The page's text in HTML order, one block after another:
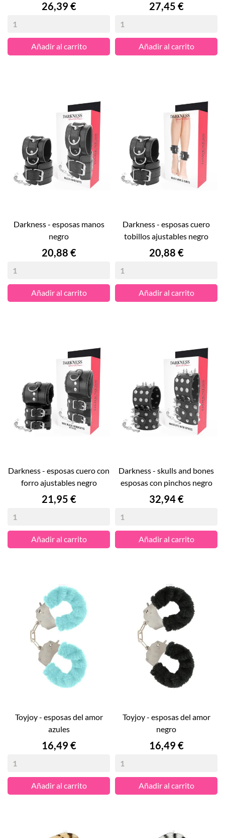
Precio
26,39 €
Añadir al carrito
Precio
27,45 €
Añadir al carrito
darkness - esposas manos
negro
Precio
20,88 €
Añadir al carrito
darkness - esposas cuero
tobillos ajustables negro
Precio
20,88 €
Añadir al carrito
darkness - esposas cuero con
forro ajustables negro
Precio
21,95 €
Añadir al carrito
darkness - skulls and bones
esposas con pinchos negro
Precio
32,94 €
Añadir al carrito
toyjoy - esposas del amor
azules
Precio
16,49 €
Añadir al carrito
toyjoy - esposas del amor
negro
Precio
16,49 €
Añadir al carrito